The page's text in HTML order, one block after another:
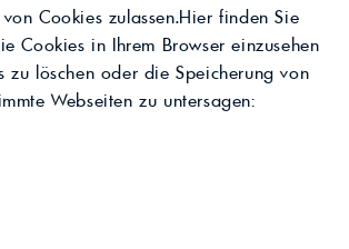
Cookies zulassen.Hier finden Sie
Cookies in Ihrem Browser einzusehen
zu löschen oder die Speicherung von
Webseiten zu untersagen: